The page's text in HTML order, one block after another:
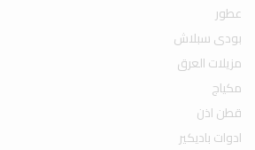
عطور
بودى سبلاش
مزيلات العرق
مكياج
قطن اذن
ادوات باديكير